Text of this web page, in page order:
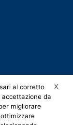
X
al corretto
da
migliorare